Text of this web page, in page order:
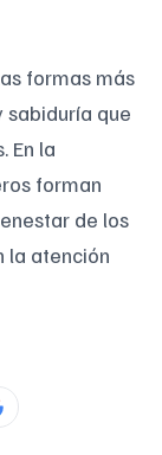
formas más
que
En la
forman
de los
la atención